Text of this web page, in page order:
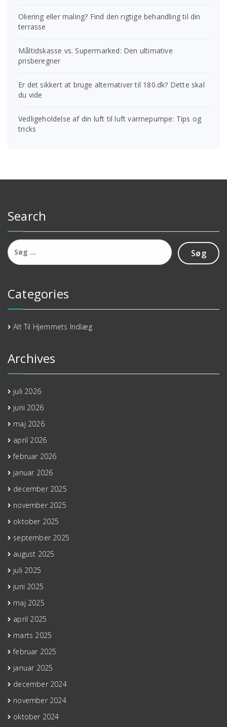
Oliering eller maling? Find den rigtige behandling til din
terrasse
Måltidskasse vs. Supermarked: Den ultimative
prisberegner
Er det sikkert at bruge alternativer til 180.dk? Dette skal
du vide
Vedligeholdelse af din luft til luft varmepumpe: Tips og
tricks
Search
Søg
efter:
Categories
Alt Til Hjemmets Indlæg
Archives
juli 2026
juni 2026
maj 2026
april 2026
februar 2026
januar 2026
december 2025
november 2025
oktober 2025
september 2025
august 2025
juli 2025
juni 2025
maj 2025
april 2025
marts 2025
februar 2025
januar 2025
december 2024
november 2024
oktober 2024